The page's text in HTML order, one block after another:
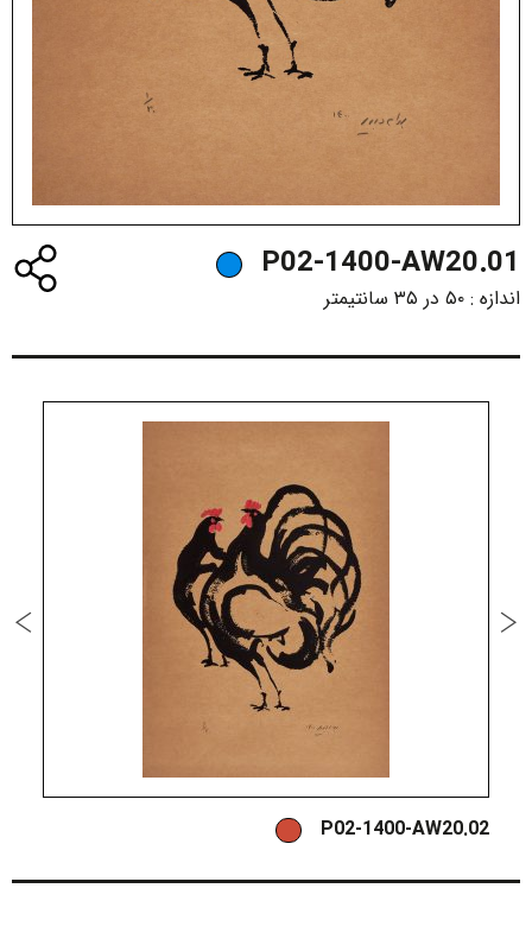
P02-1400-AW20.01
اندازه : ۵۰ در ۳۵ سانتیمتر
P02-1400-AW20.02